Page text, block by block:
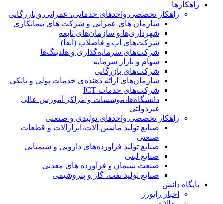
راهکارها
راهکار تخصصی واحدهای خدماتی، عمرانی و بازرگانی
سازمان های عمرانی و شرکت های پیمانکاری
شهرداری‌ها و سازمان‌های تابعه
شرکت‌های آب و فاضلاب (آبفا)
شرکت‌های سرمایه‌گذاری و هلدینگ‌ها
سهام و بازار سرمایه
شرکت‌های بازرگانی
سازمان‌های ارائه دهنده‌ی خدمات پولی و بانکی
شرکت‌های خدمات ICT
دانشگاه‌ها،موسسات و مراکز آموزش عالی
غیردولتی
راهکار تخصصی واحدهای تولیدی و صنعتی
صنایع توليد ماشين آلات،ابزارآلات و قطعات
صنعتی
صنایع تولید فراورده‌های دارویی و شیمیایی
صنایع لبنی
صنعت سیمان و فرآورده های معدنی
صنایع تولید نفت، گاز و پتروشيمی
پایگاه دانش
اخبار رایورز